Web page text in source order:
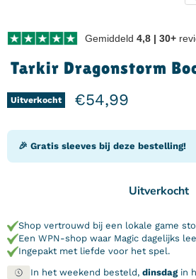
Gemiddeld 4,8 | 30+
Tarkir Dragonstorm
Uitverkocht Huidige prijs
€54,99
🎉 Gratis sleeves bij deze bestelling!
Uitverkocht
Shop vertrouwd bij een lokale game
Een WPN-shop waar Magic dagelijks
Ingepakt met liefde voor het spel.
In het weekend besteld,dinsdagin